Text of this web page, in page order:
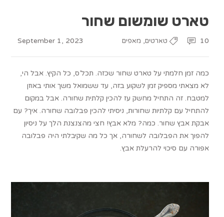
טארט שומשום שחור
September 1, 2023 טארטים, מאפים 10
כמה זמן חלמתי על טארט שחור שכזה. תכל’ס, כל הקיץ. אבל הי,
לא מצאתי מספיק זמן לשקוע בזה, עד ששמואל משך אותי באוזן
למטבח. זה התחיל מחשק עז להכין קלתית שחורה. אבל במקום
להתחיל עם קלתיות שחורות, ניסיתי להכין פבלובה שחורה. איך? עם
אבקת אבץ שחור. כמה? מלא אבץ! חצי מהצנצנת הלך על ניסיון
להפוך את הפבלובה לשחורה, אך כל מה שקיבלתי היה פבלובה
אפורה עם סיכוי להרעלת אבץ.